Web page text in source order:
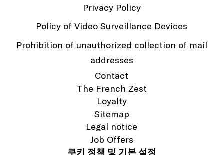
Privacy Policy
Policy of Video Surveillance Devices
Prohibition of unauthorized collection of mail
addresses
Contact
The French Zest
Loyalty
Sitemap
Legal notice
Job Offers
쿠키 정책 및 기본 설정